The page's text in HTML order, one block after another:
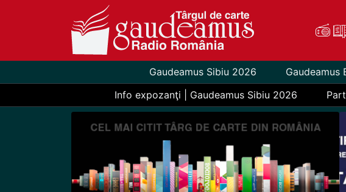
Gaudeamus Sibiu 2026 Gaudeamus
Info expozanţi | Gaudeamus Sibiu 2026